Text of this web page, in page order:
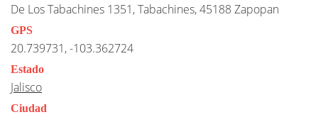
De Los Tabachines 1351, Tabachines, 45188 Zapopan
GPS
20.739731, -103.362724
Estado
Jalisco
Ciudad